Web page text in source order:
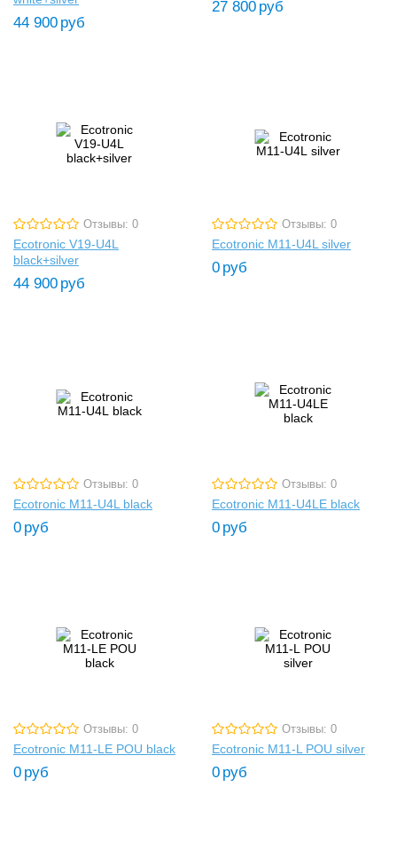
44 900 руб
27 800 руб
Отзывы: 0
Ecotronic V19-U4L
black+silver
44 900 руб
Отзывы: 0
Ecotronic M11-U4L silver
0 руб
Отзывы: 0
Ecotronic M11-U4L black
0 руб
Отзывы: 0
Ecotronic M11-U4LE black
0 руб
Отзывы: 0
Ecotronic M11-LE POU black
0 руб
Отзывы: 0
Ecotronic M11-L POU silver
0 руб